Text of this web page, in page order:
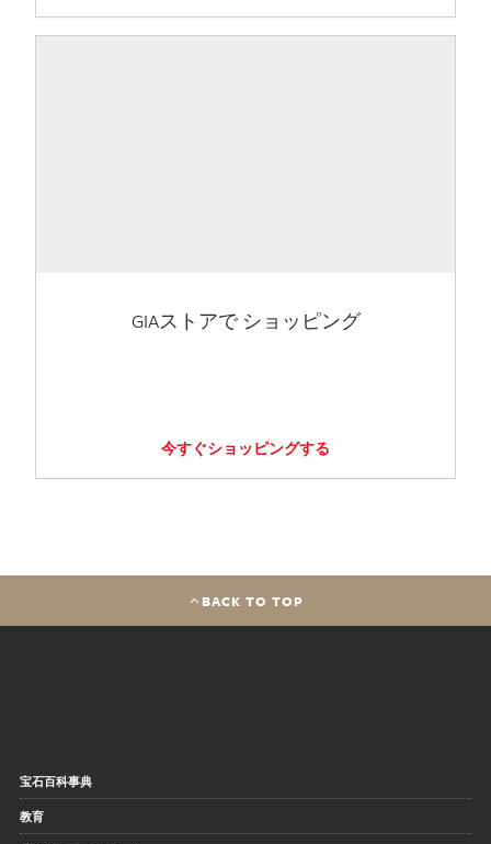
GIAストアで ショッピング
今すぐショッピングする
BACK TO TOP
宝石百科事典
教育